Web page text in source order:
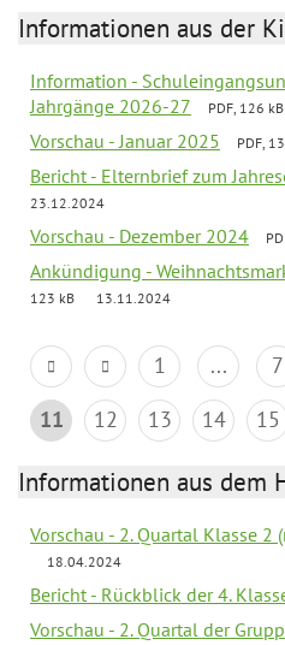
Informationen aus der
Information -
Jahrgänge 2026-27
PDF, 126 kB
Vorschau - Januar 2025 PDF,
Bericht - Elternbrief zum
23.12.2024
Vorschau - Dezember 2024
Ankündigung -
123 kB
13.11.2024
1 ... 7
11
12 13 14 15
Informationen aus dem
Vorschau - 2. Quartal Klasse 2
18.04.2024
Bericht - Rückblick der 4.
Vorschau - 2. Quartal der